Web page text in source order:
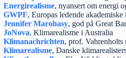
Energirealisme, nyansert om energi
GWPF, Europas ledende akademiske
Jennifer Marohasy, god på Great
JoNova, Klimarealisme i Australia
Klimanachrichten, prof. Vahrenholts
Klimarealisme, Danske